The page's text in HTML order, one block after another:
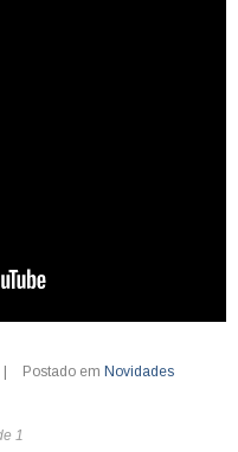
Postado em Novidades
1